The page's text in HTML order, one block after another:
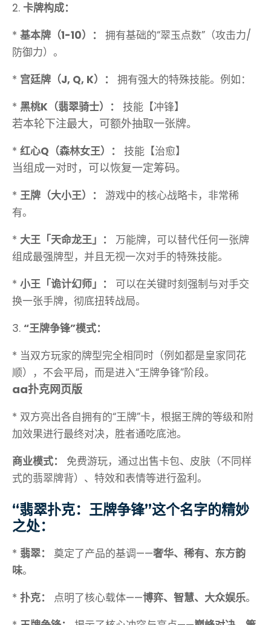
2. 卡牌构成：
* 基本牌（1-10）：
拥有基础的“翠玉点数”（攻击力/
防御力）。
* 宫廷牌（J, Q, K）：
拥有强大的特殊技能。例如：
* 黑桃K（翡翠骑士）： 技能【冲锋】
若本轮下注最大，可额外抽取一张牌。
* 红心Q（森林女王）： 技能【治愈】
当组成一对时，可以恢复一定筹码。
* 王牌（大小王）：
游戏中的核心战略卡，非常稀
有。
* 大王「天命龙王」：
万能牌，可以替代任何一张牌
组成最强牌型，并且无视一次对手的特殊技能。
* 小王「诡计幻师」：
可以在关键时刻强制与对手交
换一张手牌，彻底扭转战局。
3. “王牌争锋”模式：
* 当双方玩家的牌型完全相同时（例如都是皇家同花
顺），不会平局，而是进入“王牌争锋”阶段。
aa扑克网页版
* 双方亮出各自拥有的“王牌”卡，根据王牌的等级和附
加效果进行最终对决，胜者通吃底池。
商业模式：
免费游玩，通过出售卡包、皮肤（不同样
式的翡翠牌背）、特效和表情等进行盈利。
“翡翠扑克：王牌争锋”这个名字的精妙
之处：
* 翡翠： 奠定了产品的基调——奢华、稀有、东方韵
味。
* 扑克： 点明了核心载体——博弈、智慧、大众娱乐。